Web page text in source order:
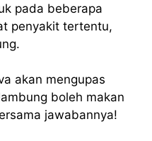
pada beberapa
penyakit tertentu,
akan mengupas
boleh makan
jawabannya!